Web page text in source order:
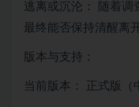
逃离或沉沦： 随着调
最终能否保持清醒离
版本与支持：
当前版本： 正式版（